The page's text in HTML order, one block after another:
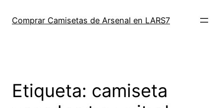
Comprar Camisetas de Arsenal en LARS7
Etiqueta: camiseta